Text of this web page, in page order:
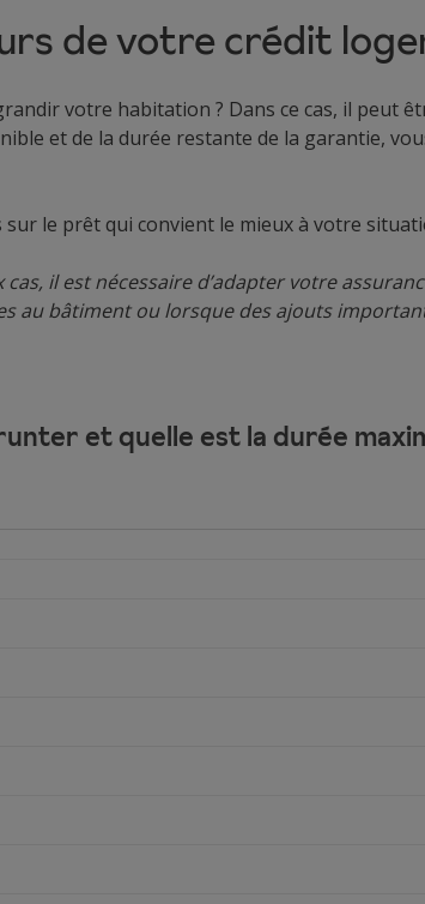
de votre crédit
votre habitation ? Dans ce cas, il peut
et de la durée restante de la garantie,
le prêt qui convient le mieux à votre
il est nécessaire d’adapter votre
au bâtiment ou lorsque des ajouts
et quelle est la durée